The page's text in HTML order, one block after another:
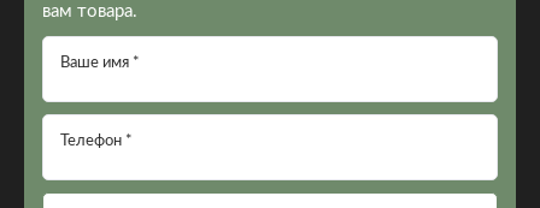
вам товара.
Ваше имя *
Телефон *